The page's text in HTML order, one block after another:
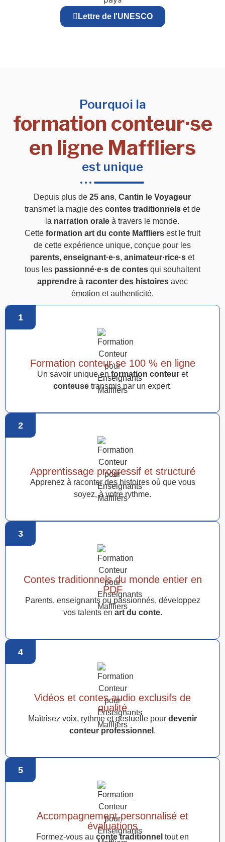
Lettre de l'UNESCO
Pourquoi la
formation conteur·se
en ligne Maffliers
est unique
Depuis plus de25 ans,Cantin le Voyageur
transmet la magie des contes traditionnelset de
la narration orale à travers le monde.
Cette formation art du conte Maffliersest le fruit
de cette expérience unique, conçue pour les
parents,enseignant·e·s,animateur·rice·s et
tous les passionné·e·s de contesqui souhaitent
apprendre à raconter des histoiresavec
émotion et authenticité.
1
Formation conteur·se 100 % en ligne
Un savoir unique en formation conteur et
conteuse transmis par un expert.
2
Apprentissage progressif et structuré
Apprenez à raconter des histoires où que vous
soyez, à votre rythme.
3
Contes traditionnels du monde entier en
PDF
Parents, enseignants ou passionnés, développez
vos talents en art du conte.
4
Vidéos et contes audio exclusifs de
qualité
Maîtrisez voix, rythme et gestuelle pour devenir
conteur professionnel .
5
Accompagnement personnalisé et
évaluations
Formez-vous au conte traditionnel tout en